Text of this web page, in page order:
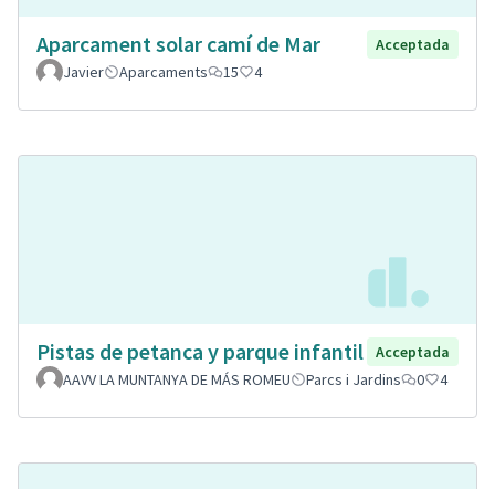
Aparcament solar camí de Mar
Acceptada
Javier
Aparcaments 15 4
Pistas de petanca y parque infantil
Acceptada
AAVV LA MUNTANYA DE MÁS ROMEU
Parcs i Jardins 0 4